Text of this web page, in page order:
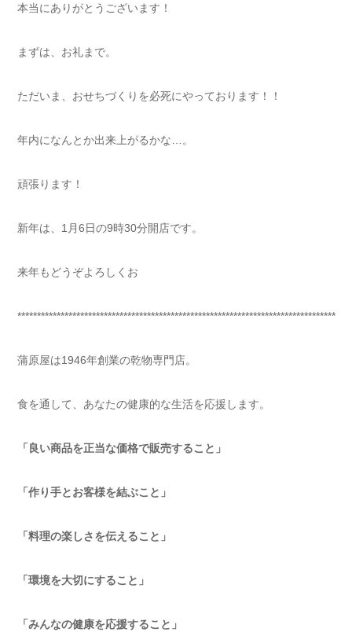
本当にありがとうございます！
まずは、お礼まで。
ただいま、おせちづくりを必死にやっております！！
年内になんとか出来上がるかな…。
頑張ります！
新年は、1月6日の9時30分開店です。
来年もどうぞよろしくお
*********************************************************************************
蒲原屋は1946年創業の乾物専門店。
食を通して、あなたの健康的な生活を応援します。
「良い商品を正当な価格で販売すること」
「作り手とお客様を結ぶこと」
「料理の楽しさを伝えること」
「環境を大切にすること」
「みんなの健康を応援すること」